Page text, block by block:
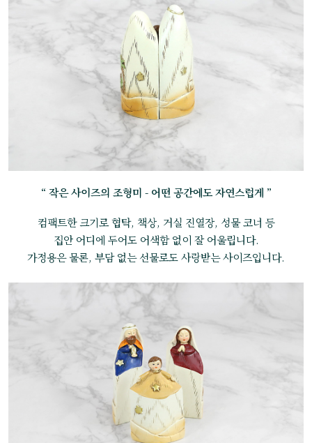
“ 작은 사이즈의 조형미 - 어떤 공간에도 자연스럽게 ”
컴팩트한 크기로 협탁, 책상, 거실 진열장, 성물 코너 등
집안 어디에 두어도 어색함 없이 잘 어울립니다.
가정용은 물론, 부담 없는 선물로도 사랑받는 사이즈입니다.